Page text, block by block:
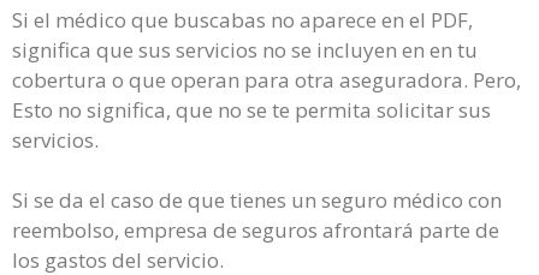
Si el médico que buscabas no aparece en el PDF,
significa que sus servicios no se incluyen en en tu
cobertura o que operan para otra aseguradora. Pero,
Esto no significa, que no se te permita solicitar sus
servicios.
Si se da el caso de que tienes un seguro médico con
reembolso, empresa de seguros afrontará parte de
los gastos del servicio.